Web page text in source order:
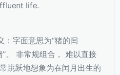
life.
：字面意思为“猪的闰
”。 非常规组合， 难以直接
跳跃地想象为在闰月出生的